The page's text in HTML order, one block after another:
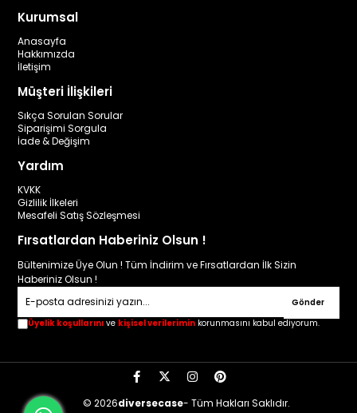
Kurumsal
Anasayfa
Hakkımızda
İletişim
Müşteri İlişkileri
Sıkça Sorulan Sorular
Siparişimi Sorgula
İade & Değişim
Yardım
KVKK
Gizlilik İlkeleri
Mesafeli Satış Sözleşmesi
Fırsatlardan Haberiniz Olsun !
Bültenimize Üye Olun ! Tüm İndirim ve Fırsatlardan İlk Sizin
Haberiniz Olsun !
Gönder
Üyelik koşullarını ve kişisel verilerimin korunmasını kabul ediyorum.
© 2026diversecase- Tüm Hakları Saklıdır.